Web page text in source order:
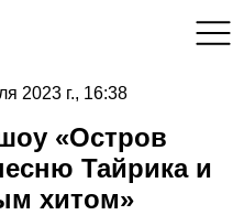
2023 г., 16:38
«Остров
Тайрика и
хитом»